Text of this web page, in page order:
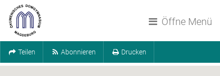
Öffne Menü
Teilen Abonnieren Drucken